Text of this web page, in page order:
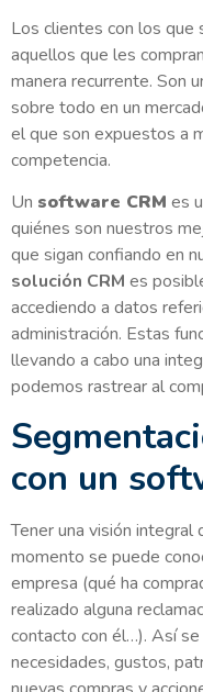
Los clientes con los que
aquellos que les
manera recurrente. Son
sobre todo en un
el que son expuestos a
competencia.
Un software CRM es
quiénes son nuestros
que sigan confiando en
solución CRM es
accediendo a datos
administración. Estas
llevando a cabo una
podemos rastrear al
con un
Tener una visión integral
momento se puede
empresa (qué ha
realizado alguna
contacto con él…). Así
necesidades, gustos,